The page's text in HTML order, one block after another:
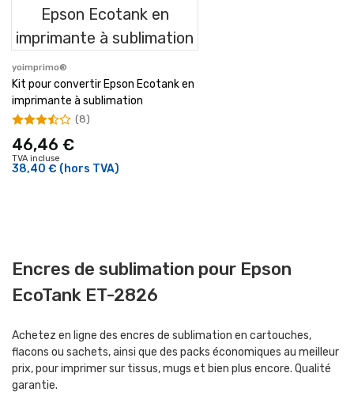
yoimprimo®
Kit pour convertir Epson Ecotank en
imprimante à sublimation
46,46 €
TVA incluse
38,40 € (hors TVA)
(8)
Encres de sublimation pour Epson
EcoTank ET-2826
Achetez en ligne des encres de sublimation en cartouches,
flacons ou sachets, ainsi que des packs économiques au meilleur
prix, pour imprimer sur tissus, mugs et bien plus encore. Qualité
garantie.